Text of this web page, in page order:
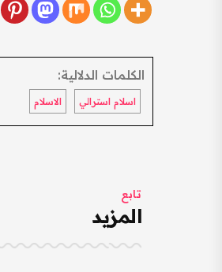
الكلمات الدلالية:
اسلام استرالي الاسلام
تابع
المزيد